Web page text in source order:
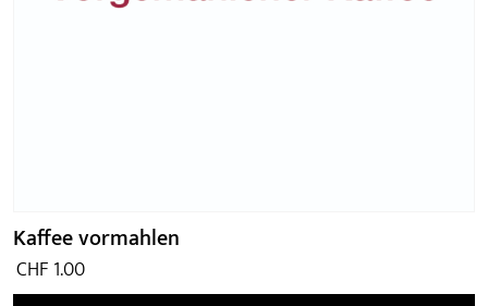
Kaffee vormahlen
CHF 1.00